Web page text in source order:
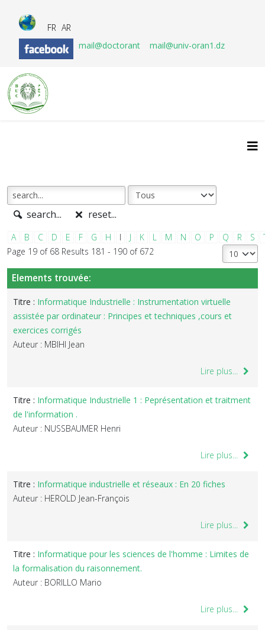
FR AR
mail@doctorant
mail@univ-oran1.dz
search... reset...
A B C D E F G H I J K L M N O P Q R S
Page 19 of 68 Results 181 - 190 of 672
Elements trouvée:
Titre : Informatique Industrielle : Instrumentation virtuelle
assistée par ordinateur : Principes et techniques ,cours et
exercices corrigés
Auteur : MBIHI Jean
Lire plus...
Titre : Informatique Industrielle 1 : Peprésentation et traitment
de l'information .
Auteur : NUSSBAUMER Henri
Lire plus...
Titre : Informatique industrielle et réseaux : En 20 fiches
Auteur : HEROLD Jean-François
Lire plus...
Titre : Informatique pour les sciences de l'homme : Limites de
la formalisation du raisonnement.
Auteur : BORILLO Mario
Lire plus...